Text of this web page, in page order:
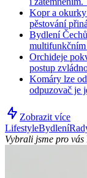
Kopr a
pěstování
Bydlení
multifunkčním
Orchideje
postup
Komáry lze
odpuzovač je
Zobrazit více
LifestyleBydlení
Vybrali jsme pro vás